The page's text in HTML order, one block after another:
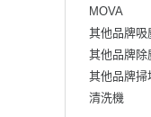
MOVA
其他品牌吸
其他品牌除
其他品牌掃
清洗機